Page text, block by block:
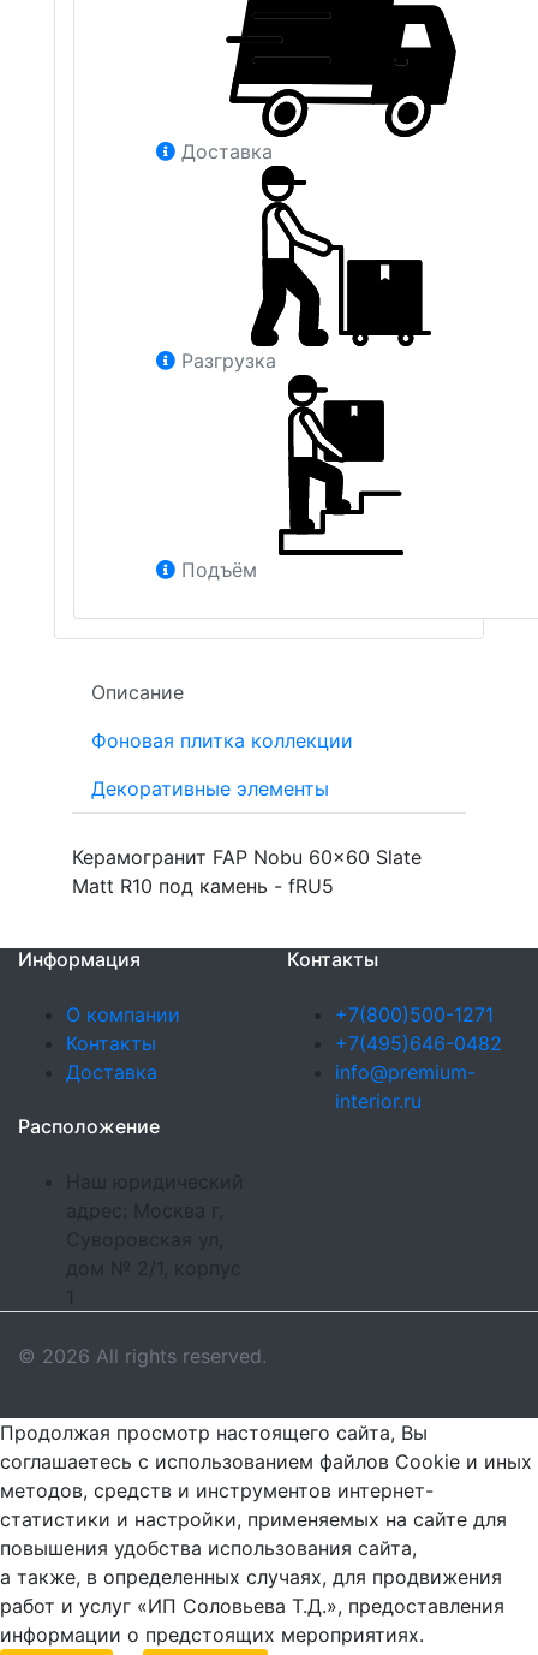
Доставка
Разгрузка
Подъём
Описание
Фоновая плитка коллекции
Декоративные элементы
Керамогранит FAP Nobu 60x60 Slate
Matt R10 под камень - fRU5
Информация
О компании
Контакты
Доставка
Контакты
+7(800)500-1271
+7(495)646-0482
info@premium-
interior.ru
Расположение
Наш юридический
адрес: Москва г,
Суворовская ул,
дом № 2/1, корпус
© 2026 All rights reserved.
Продолжая просмотр настоящего сайта, Вы
соглашаетесь с использованием файлов Cookie и иных
методов, средств и инструментов интернет-
статистики и настройки, применяемых на сайте для
повышения удобства использования сайта,
а также, в определенных случаях, для продвижения
работ и услуг «ИП Соловьева Т.Д.», предоставления
информации о предстоящих мероприятиях.